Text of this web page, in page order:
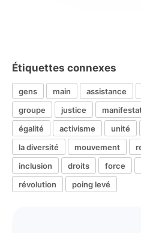
Étiquettes connexes
gens main assistance
groupe
justice
égalité
activisme unité
la diversité
mouvement
inclusion
droits force
révolution
poing levé